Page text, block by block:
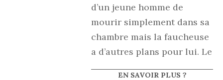
d’un jeune homme de
mourir simplement dans sa
chambre mais la faucheuse
a d’autres plans pour lui. Le
EN SAVOIR PLUS ?